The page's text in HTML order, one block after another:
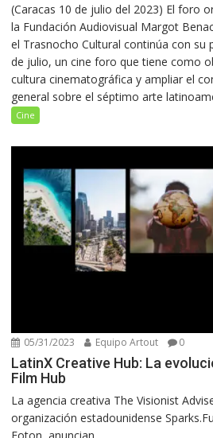
(Caracas 10 de julio del 2023) El foro
la Fundación Audiovisual Margot
el Trasnocho Cultural continúa con su
de julio, un cine foro que tiene como
cultura cinematográfica y ampliar el
general sobre el séptimo arte
Cine
05/31/2023 Equipo Artout 0
LatinX Creative Hub: La
Film Hub
La agencia creativa The Visionist
organización estadounidense
Foton, anuncian...